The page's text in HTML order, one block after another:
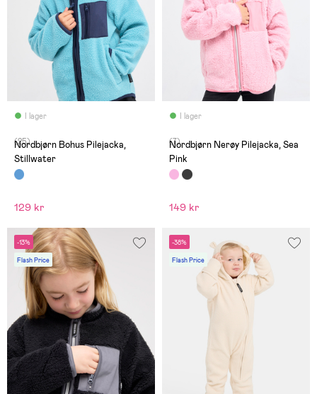
I lager
(25)
Nordbjørn Bohus Pilejacka,
Stillwater
129 kr
I lager
(7)
Nordbjørn Nerøy Pilejacka, Sea
Pink
149 kr
-13%
Flash Price
-38%
Flash Price